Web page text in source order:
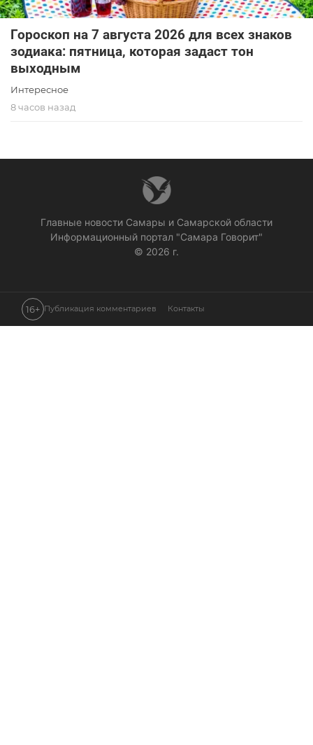
Гороскоп на 7 августа 2026 для всех знаков
зодиака: пятница, которая задаст тон
выходным
Интересное
8 часов назад
Главные новости Самары и Самарской области
Информационный портал "Самара Говорит"
© 2026 г.
16+ Публикация комментариев Контакты